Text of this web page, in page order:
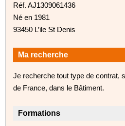
Réf. AJ1309061436
Né en 1981
93450 L’ile St Denis
Ma recherche
Je recherche tout type de contrat,
de France, dans le Bâtiment.
Formations